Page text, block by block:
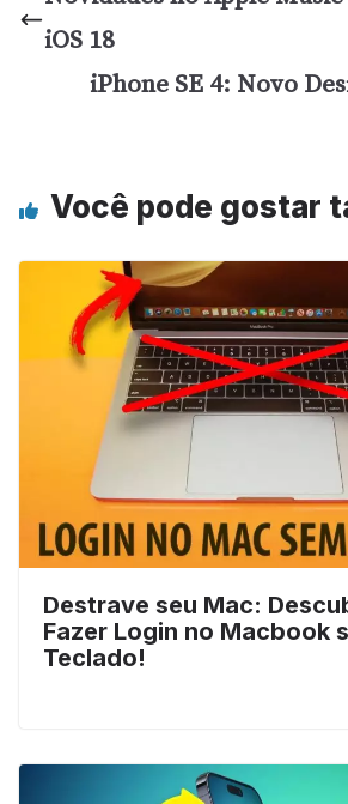
iOS 18
iPhone SE 4: Novo
Você pode gostar
Destrave seu Mac:
Fazer Login no Macbook
Teclado!